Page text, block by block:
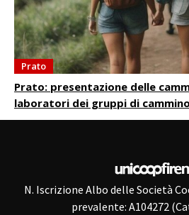
Prato
Prato: presentazione delle
laboratori dei gruppi di cammino
N. Iscrizione Albo delle Società
prevalente: A104272